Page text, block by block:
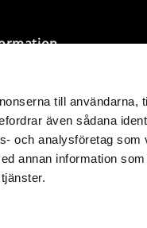
till användarna,
även sådana
och analysföretag som
annan information
& Tvättråd
Öppettider